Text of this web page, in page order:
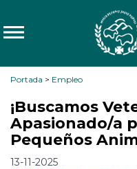
Portada > Empleo
¡Buscamos
Apasionado/a
Pequeños
13-11-2025